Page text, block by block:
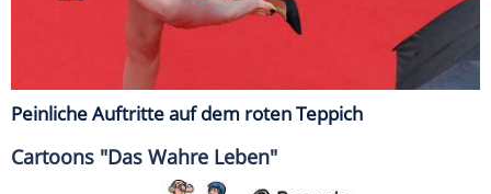
Peinliche Auftritte auf dem roten Teppich
Cartoons "Das Wahre Leben"